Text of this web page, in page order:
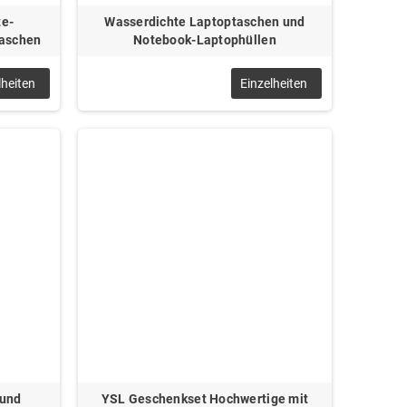
Wasserdichte Laptoptaschen und
Notebook-Laptophüllen
Einzelheiten
YSL Geschenkset Hochwertige mit